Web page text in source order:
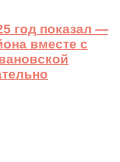
год показал —
вместе с